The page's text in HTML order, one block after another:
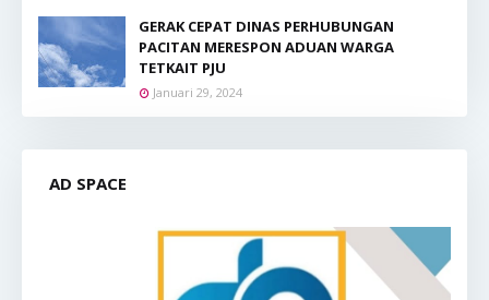
GERAK CEPAT DINAS PERHUBUNGAN
PACITAN MERESPON ADUAN WARGA
TETKAIT PJU
Januari 29, 2024
AD SPACE